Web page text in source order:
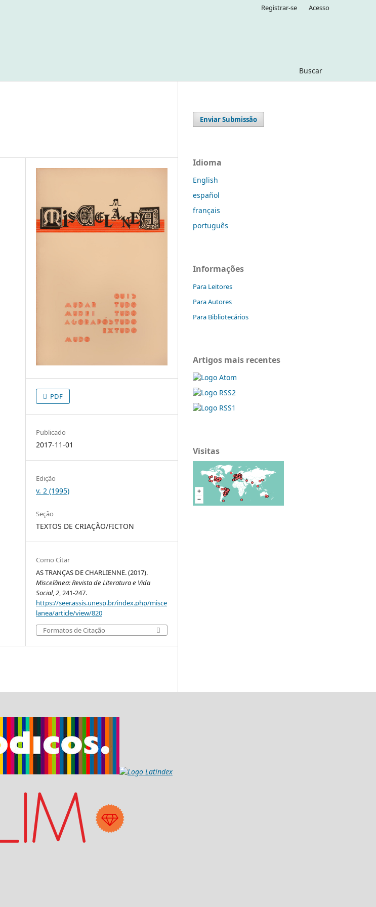
Buscar
Registrar-se Acesso
PDF
Publicado
2017-11-01
Edição
v. 2 (1995)
Seção
TEXTOS DE CRIAÇÃO/FICTON
Como Citar
AS TRANÇAS DE CHARLIENNE. (2017).
Miscelânea: Revista de Literatura e Vida
Social,2, 241-247.
https://seer.assis.unesp.br/index.php/misce
lanea/article/view/820
Formatos de Citação
Enviar Submissão
Idioma
English
español
français
português
Informações
Para Leitores
Para Autores
Para Bibliotecários
Artigos mais recentes
Visitas